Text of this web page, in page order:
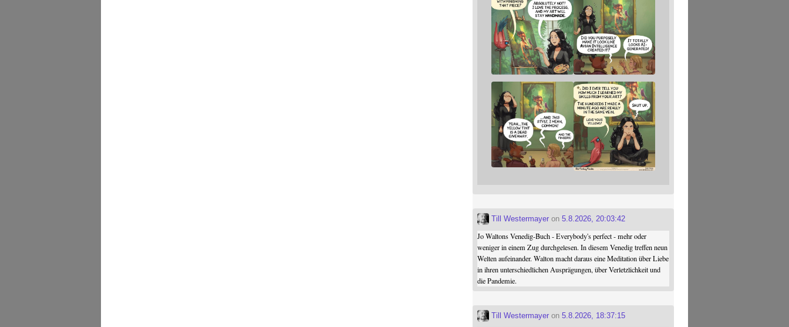
Till Westermayer on5.8.2026, 20:03:42
Jo Waltons Venedig-Buch - Everybody's perfect - mehr oder
weniger in einem Zug durchgelesen. In diesem Venedig treffen neun
Welten aufeinander. Walton macht daraus eine Meditation über Liebe
in ihren unterschiedlichen Ausprägungen, über Verletzlichkeit und
die Pandemie.
Till Westermayer on5.8.2026, 18:37:15